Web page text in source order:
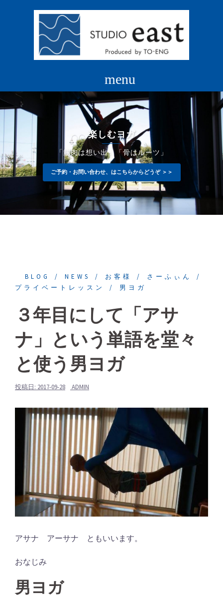
キ
楽しむヨガ
「筋肉は想い出」「骨はルーツ」
ご予約・お問い合わせ、はこちらからどうぞ ＞＞
BLOG NEWS お客様
さーふぃん
プライベートレッスン
男ヨガ
３年目にして「アサ
ナ」という単語を堂々
と使う男ヨガ
投稿日: 2017-09-28 ADMIN
アサナ アーサナ ともいいます。
おなじみ
男ヨガ